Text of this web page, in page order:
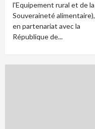
l'Equipement rural et de la
Souveraineté alimentaire),
en partenariat avec la
République de...